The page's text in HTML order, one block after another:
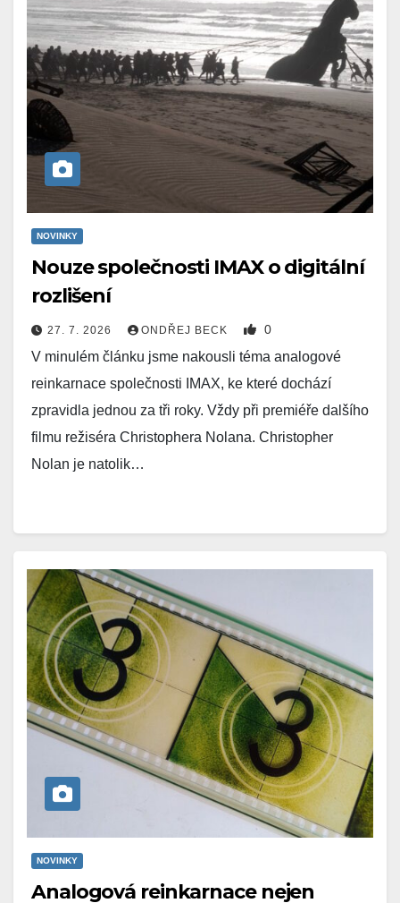
NOVINKY
Nouze společnosti IMAX o digitální
rozlišení
27. 7. 2026 ONDŘEJ BECK 0
V minulém článku jsme nakousli téma analogové
reinkarnace společnosti IMAX, ke které dochází
zpravidla jednou za tři roky. Vždy při premiéře dalšího
filmu režiséra Christophera Nolana. Christopher
Nolan je natolik…
NOVINKY
Analogová reinkarnace nejen